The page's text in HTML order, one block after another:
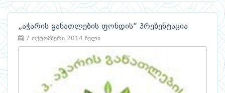
„აჭარის განათლების ფონდის“ პრეზენტაცია
7 ოქტომბერი 2014 წელი